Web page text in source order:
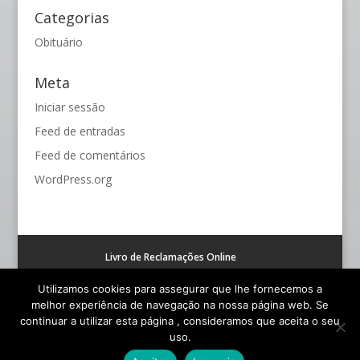
Categorias
Obituário
Meta
Iniciar sessão
Feed de entradas
Feed de comentários
WordPress.org
Livro de Reclamações Online
© Funerária S. João - Todos os Direitos Reservados |
Utilizamos cookies para assegurar que lhe fornecemos a
melhor experiência de navegação na nossa página web. Se
continuar a utilizar esta página , consideramos que aceita o seu
uso.